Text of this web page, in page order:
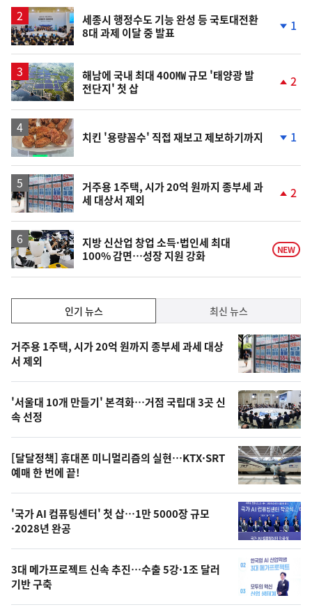
세종시 행정수도 기능 완성 등 국토대전환
8대 과제 이달 중 발표
1
해남에 국내 최대 400㎿ 규모 '태양광 발
전단지' 첫 삽
2
치킨 '용량꼼수' 직접 재보고 제보하기까지 1
거주용 1주택, 시가 20억 원까지 종부세 과
세 대상서 제외
승
2
지방 신산업 창업 소득·법인세 최대
100% 감면…성장 지원 강화
NEW
기,
최
신,
오
늘
의
영
상
오
늘
사
진
인기 뉴스 최신 뉴스
기
뉴
스
거주용 1주택, 시가 20억 원까지 종부세 과세 대상
서 제외
'서울대 10개 만들기' 본격화…거점 국립대 3곳 신
속 선정
[달달정책] 휴대폰 미니멀리즘의 실현…KTX·SRT
예매 한 번에 끝!
'국가 AI 컴퓨팅센터' 첫 삽…1만 5000장 규모
·2028년 완공
3대 메가프로젝트 신속 추진…수출 5강·1조 달러
기반 구축